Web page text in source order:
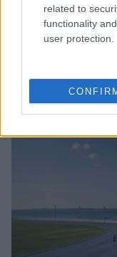
related to
functionality
user protection.
Commonwealth:
Francesca Lombardi · 2